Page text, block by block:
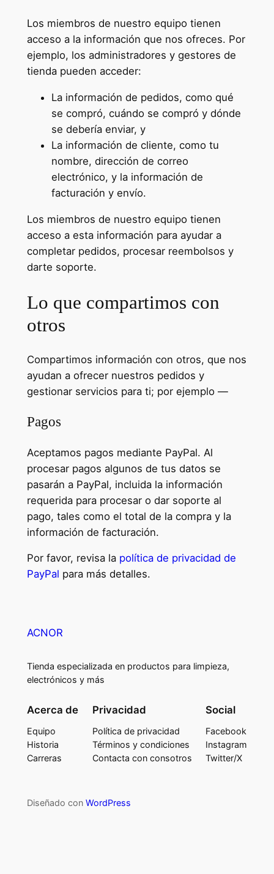
Los miembros de nuestro equipo tienen
acceso a la información que nos ofreces. Por
ejemplo, los administradores y gestores de
tienda pueden acceder:
La información de pedidos, como qué
se compró, cuándo se compró y dónde
se debería enviar, y
La información de cliente, como tu
nombre, dirección de correo
electrónico, y la información de
facturación y envío.
Los miembros de nuestro equipo tienen
acceso a esta información para ayudar a
completar pedidos, procesar reembolsos y
darte soporte.
Lo que compartimos con
otros
Compartimos información con otros, que nos
ayudan a ofrecer nuestros pedidos y
gestionar servicios para ti; por ejemplo —
Pagos
Aceptamos pagos mediante PayPal. Al
procesar pagos algunos de tus datos se
pasarán a PayPal, incluida la información
requerida para procesar o dar soporte al
pago, tales como el total de la compra y la
información de facturación.
Por favor, revisa la política de privacidad de
PayPal para más detalles.
ACNOR
Tienda especializada en productos para limpieza,
electrónicos y más
Acerca de
Equipo
Historia
Carreras
Privacidad
Política de privacidad
Términos y condiciones
Contacta con consotros
Social
Facebook
Instagram
Twitter/X
Diseñado con WordPress